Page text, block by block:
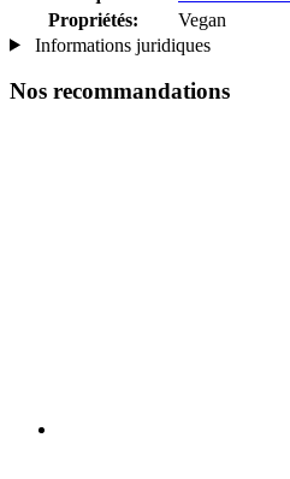
Propriétés:
Vegan
Informations juridiques
Nos recommandations